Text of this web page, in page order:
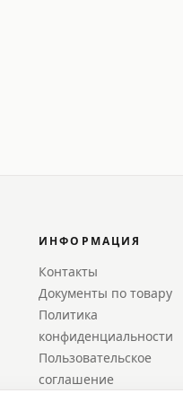
ИНФОРМАЦИЯ
Контакты
Документы по товару
Политика
конфиденциальности
Пользовательское
соглашение